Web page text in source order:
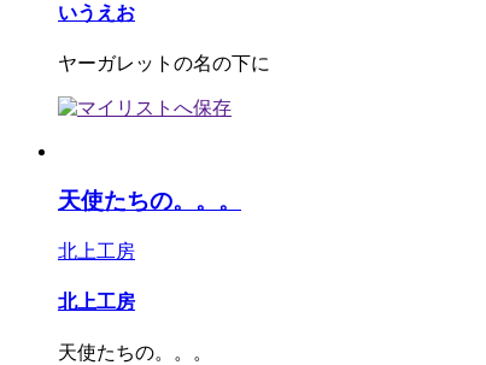
いうえお
ヤーガレットの名の下に
天使たちの。。。
北上工房
北上工房
天使たちの。。。